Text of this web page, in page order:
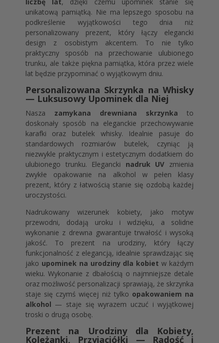
unikatową pamiątką. Nie ma lepszego sposobu na
podkreślenie wyjątkowości tego dnia niż
personalizowany prezent, który łączy elegancki
design z osobistym akcentem. To nie tylko
praktyczny sposób na przechowanie ulubionego
trunku, ale także piękna pamiątka, która przez wiele
lat będzie przypominać o wyjątkowym dniu.
Personalizowana Skrzynka na Whisky
— Luksusowy Upominek dla Niej
Nasza zamykana drewniana skrzynka to
doskonały sposób na eleganckie przechowywanie
karafki oraz butelek whisky. Idealnie pasuje do
standardowych rozmiarów butelek, czyniąc ją
niezwykle praktycznym i estetycznym dodatkiem do
ulubionego trunku. Elegancki nadruk UV zmienia
zwykłe opakowanie na alkohol w pełen klasy
prezent, który z łatwością stanie się ozdobą każdej
uroczystości.
Nadrukowany wizerunek kobiety, jako motyw
przewodni, dodają uroku i wdzięku, a solidne
wykonanie z drewna gwarantuje trwałość i wysoką
jakość. To prezent na urodziny, który łączy
funkcjonalność z elegancją, idealnie sprawdzając się
jako upominek na urodziny dla kobiet w każdym
wieku. Wykonanie z dbałością o najmniejsze detale
oraz możliwość personalizacji sprawiają, że skrzynka
staje się czymś więcej niż tylko opakowaniem na
alkohol — staje się wyrazem uczuć i wyjątkowej
troski o drugą osobę.
Prezent na Urodziny dla Kobiety,
Koleżanki, Przyjaciółki — Radość i